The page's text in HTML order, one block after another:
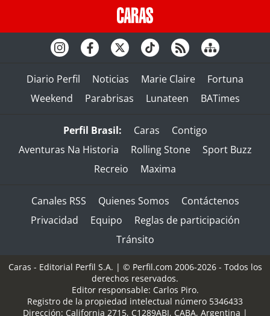
Diario Perfil Noticias Marie Claire
Fortuna
Weekend
Parabrisas Lunateen BATimes
Perfil Brasil: Caras
Contigo
Aventuras Na Historia
Rolling Stone
Sport Buzz
Recreio
Maxima
Canales RSS Quienes Somos
Contáctenos
Privacidad
Equipo
Reglas de participación
Tránsito
Caras - Editorial Perfil S.A. | © Perfil.com 2006-2026 - Todos los
derechos reservados.
Editor responsable: Carlos Piro.
Registro de la propiedad intelectual número 5346433
Dirección: California 2715, C1289ABI, CABA, Argentina |